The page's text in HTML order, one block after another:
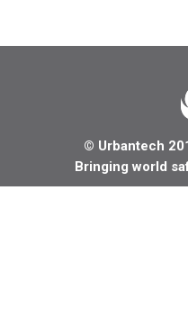
© Urbantech
Bringing world